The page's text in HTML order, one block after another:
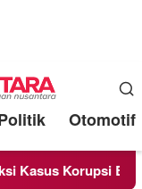
Otomotif
Korupsi Bibit